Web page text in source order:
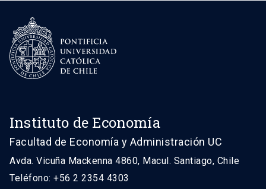
Instituto de Economía
Facultad de Economía y Administración UC
Avda. Vicuña Mackenna 4860, Macul. Santiago, Chile
Teléfono: +56 2 2354 4303